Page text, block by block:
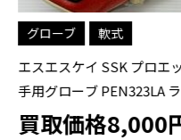
軟式
イ SSK プロエッジ 軟式 内野
ブ PEN323LA ラメ入り
格8,000円